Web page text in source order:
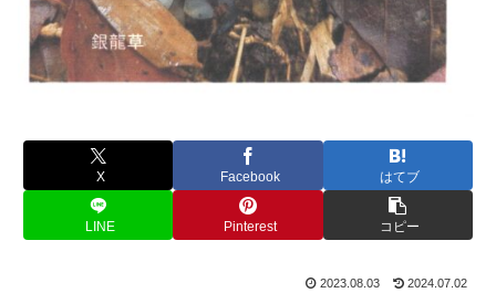
X Facebook はてブ
LINE Pinterest コピー
2023.08.03 2024.07.02